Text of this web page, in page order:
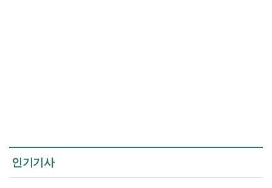
인기기사